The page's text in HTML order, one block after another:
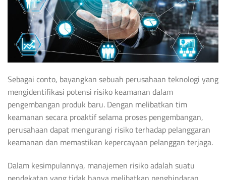
Sebagai conto, bayangkan sebuah perusahaan teknologi yang
mengidentifikasi potensi risiko keamanan dalam
pengembangan produk baru. Dengan melibatkan tim
keamanan secara proaktif selama proses pengembangan,
perusahaan dapat mengurangi risiko terhadap pelanggaran
keamanan dan memastikan kepercayaan pelanggan terjaga.
Dalam kesimpulannya, manajemen risiko adalah suatu